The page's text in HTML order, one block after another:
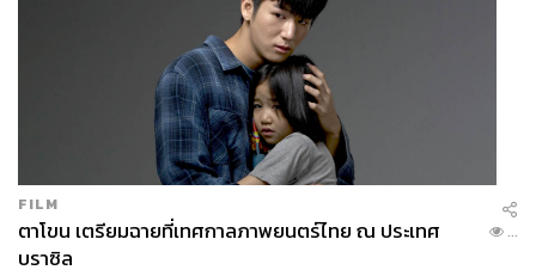
FILM
ตาโขน เตรียมฉายที่เทศกาลภาพยนตร์ไทย ณ ประเทศ
บราซิล
...